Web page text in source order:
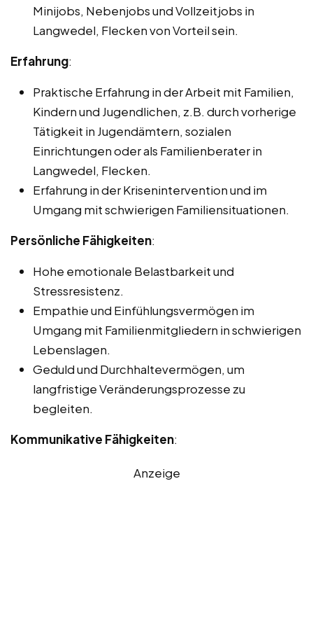
Minijobs, Nebenjobs und Vollzeitjobs in
Langwedel, Flecken von Vorteil sein.
Erfahrung:
Praktische Erfahrung in der Arbeit mit Familien,
Kindern und Jugendlichen, z.B. durch vorherige
Tätigkeit in Jugendämtern, sozialen
Einrichtungen oder als Familienberater in
Langwedel, Flecken.
Erfahrung in der Krisenintervention und im
Umgang mit schwierigen Familiensituationen.
Persönliche Fähigkeiten:
Hohe emotionale Belastbarkeit und
Stressresistenz.
Empathie und Einfühlungsvermögen im
Umgang mit Familienmitgliedern in schwierigen
Lebenslagen.
Geduld und Durchhaltevermögen, um
langfristige Veränderungsprozesse zu
begleiten.
Kommunikative Fähigkeiten:
Anzeige